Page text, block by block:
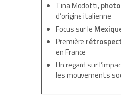
Tina Modotti,
d’origine italienne
Focus sur le
Première
en France
Un regard sur
les mouvements